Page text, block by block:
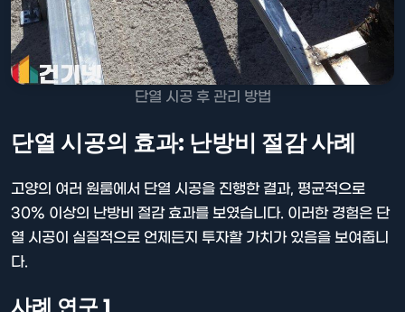
단열 시공 후 관리 방법
단열 시공의 효과: 난방비 절감 사례
고양의 여러 원룸에서 단열 시공을 진행한 결과, 평균적으로
30% 이상의 난방비 절감 효과를 보였습니다. 이러한 경험은 단
열 시공이 실질적으로 언제든지 투자할 가치가 있음을 보여줍니
다.